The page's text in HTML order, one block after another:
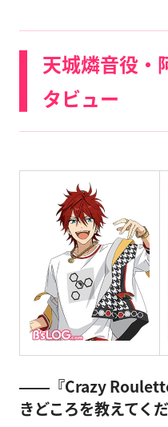
天城燐音役・
タビュー
――『Crazy
きどころを教えてくだ